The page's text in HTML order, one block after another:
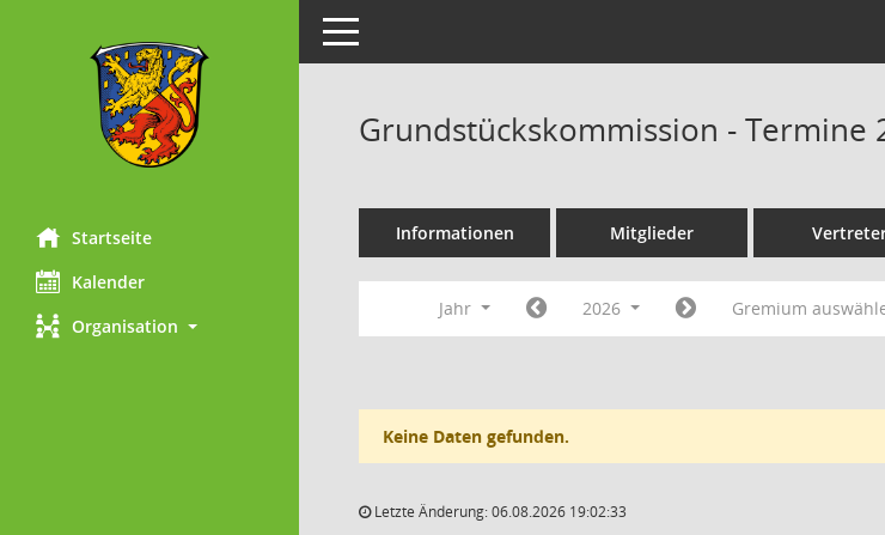
Startseite
Kalender
Organisation
Toggle navigation
Grundstückskommission - Termine
Informationen Mitglieder
Jahr 2026 Gremium
Keine Daten gefunden.
Letzte Änderung: 06.08.2026 19:02:33